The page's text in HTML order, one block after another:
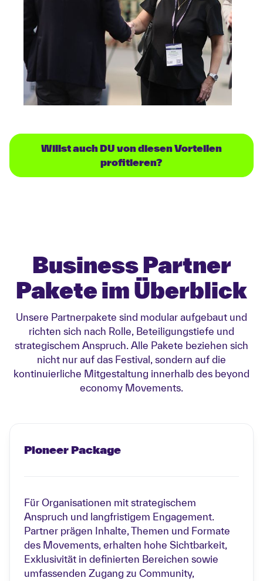
Willst auch DU von diesen Vorteilen
profitieren?
Business Partner
Pakete im Überblick
Unsere Partnerpakete sind modular aufgebaut und
richten sich nach Rolle, Beteiligungstiefe und
strategischem Anspruch. Alle Pakete beziehen sich
nicht nur auf das Festival, sondern auf die
kontinuierliche Mitgestaltung innerhalb des beyond
economy Movements.
Pioneer Package
Für Organisationen mit strategischem
Anspruch und langfristigem Engagement.
Partner prägen Inhalte, Themen und Formate
des Movements, erhalten hohe Sichtbarkeit,
Exklusivität in definierten Bereichen sowie
umfassenden Zugang zu Community,